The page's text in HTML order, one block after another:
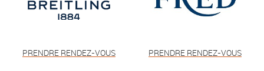
PRENDRE RENDEZ-VOUS PRENDRE RENDEZ-VOUS